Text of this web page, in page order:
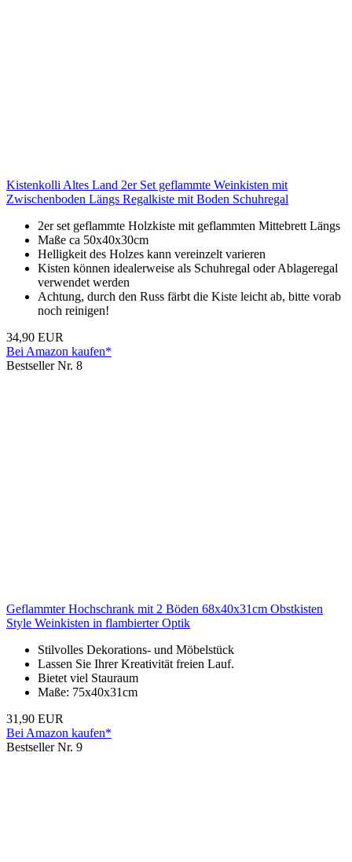
Kistenkolli Altes Land 2er Set geflammte Weinkisten mit
Zwischenboden Längs Regalkiste mit Boden Schuhregal
2er set geflammte Holzkiste mit geflammten Mittebrett Längs
Maße ca 50x40x30cm
Helligkeit des Holzes kann vereinzelt varieren
Kisten können idealerweise als Schuhregal oder Ablageregal
verwendet werden
Achtung, durch den Russ färbt die Kiste leicht ab, bitte vorab
noch reinigen!
34,90 EUR
Bei Amazon kaufen*
Bestseller Nr. 8
Geflammter Hochschrank mit 2 Böden 68x40x31cm Obstkisten
Style Weinkisten in flambierter Optik
Stilvolles Dekorations- und Möbelstück
Lassen Sie Ihrer Kreativität freien Lauf.
Bietet viel Stauraum
Maße: 75x40x31cm
31,90 EUR
Bei Amazon kaufen*
Bestseller Nr. 9